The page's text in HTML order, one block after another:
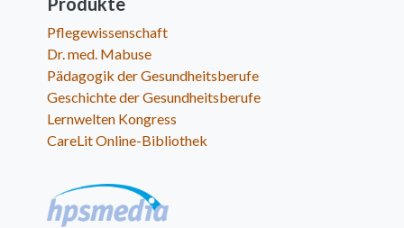
Pflegewissenschaft
Dr. med. Mabuse
Pädagogik der Gesundheitsberufe
Geschichte der Gesundheitsberufe
Lernwelten Kongress
CareLit Online-Bibliothek